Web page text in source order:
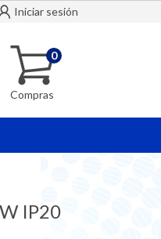
Iniciar sesión
Compras
0
IP20